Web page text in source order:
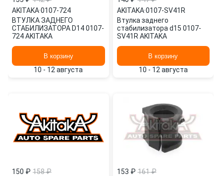
AKITAKA·0107-724
ВТУЛКА ЗАДНЕГО
СТАБИЛИЗАТОРА D14 0107-
724 AKITAKA
В корзину
10 - 12 августа
AKITAKA·0107-SV41R
Втулка заднего
стабилизатора d15 0107-
SV41R AKITAKA
В корзину
10 - 12 августа
150 ₽ 158 ₽ 153 ₽ 161 ₽